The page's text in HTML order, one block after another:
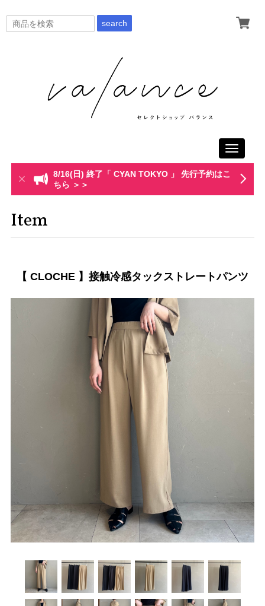
search
Toggle
8/16(日) 終了「 CYAN TOKYO 」 先行予約はこ
ちら ＞＞
Item
【 CLOCHE 】接触冷感タックストレートパンツ